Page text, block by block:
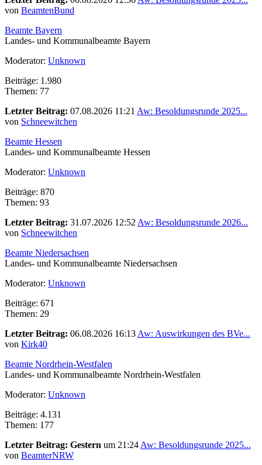
von BeamtenBund
Beamte Bayern
Landes- und Kommunalbeamte Bayern
Moderator: Unknown
Beiträge: 1.980
Themen: 77
Letzter Beitrag: 07.08.2026 11:21 Aw: Besoldungsrunde 2025...
von Schneewitchen
Beamte Hessen
Landes- und Kommunalbeamte Hessen
Moderator: Unknown
Beiträge: 870
Themen: 93
Letzter Beitrag: 31.07.2026 12:52 Aw: Besoldungsrunde 2026...
von Schneewitchen
Beamte Niedersachsen
Landes- und Kommunalbeamte Niedersachsen
Moderator: Unknown
Beiträge: 671
Themen: 29
Letzter Beitrag: 06.08.2026 16:13 Aw: Auswirkungen des BVe...
von Kirk40
Beamte Nordrhein-Westfalen
Landes- und Kommunalbeamte Nordrhein-Westfalen
Moderator: Unknown
Beiträge: 4.131
Themen: 177
Letzter Beitrag: Gestern um 21:24 Aw: Besoldungsrunde 2025...
von BeamterNRW